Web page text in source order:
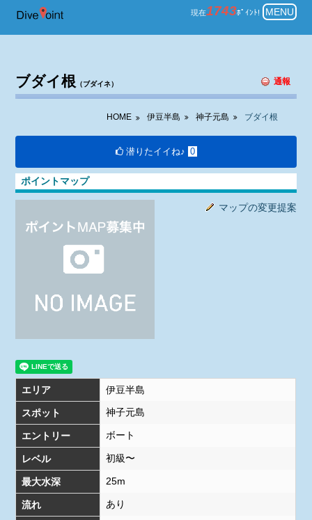
伊豆半島 神子元島 ダイビング
現在1743ﾎﾟｲﾝﾄ! MENU
ブダイ根 （ブダイネ） 通報
HOME 伊豆半島 神子元島 ブダイ根
潜りたイイね♪ 0
ポイントマップ
マップの変更提案
エリア 伊豆半島
スポット 神子元島
エントリー ボート
レベル 初級〜
最大水深 25m
流れ あり